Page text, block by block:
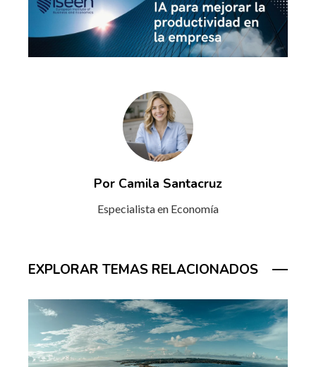
Por Camila Santacruz
Especialista en Economía
EXPLORAR TEMAS RELACIONADOS